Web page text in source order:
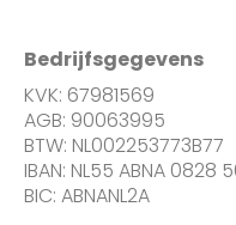
Bedrijfsgegevens
KVK: 67981569
AGB: 90063995
BTW: NL002253773B77
IBAN: NL55 ABNA 0828
BIC: ABNANL2A